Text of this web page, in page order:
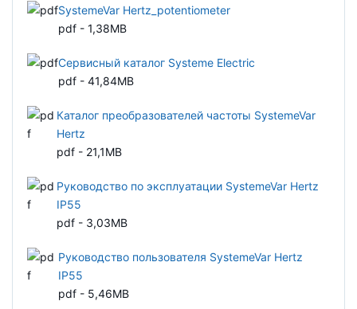
SystemeVar Hertz_potentiometer
pdf - 1,38MB
Сервисный каталог Systeme Electric
pdf - 41,84MB
Каталог преобразователей частоты SystemeVar
Hertz
pdf - 21,1MB
Руководство по эксплуатации SystemeVar Hertz
IP55
pdf - 3,03MB
Руководство пользователя SystemeVar Hertz
IP55
pdf - 5,46MB